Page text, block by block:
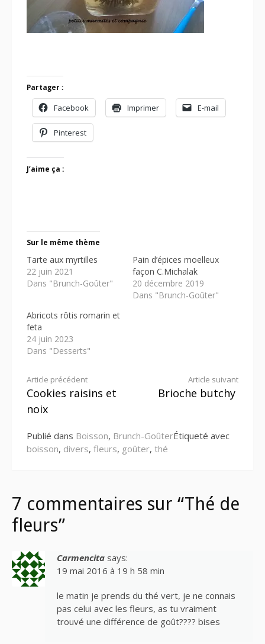
Partager :
Facebook Imprimer E-mail
Pinterest
J’aime ça :
Sur le même thème
Tarte aux myrtilles
22 juin 2021
Dans "Brunch-Goûter"
Pain d’épices moelleux
façon C.Michalak
20 décembre 2019
Dans "Brunch-Goûter"
Abricots rôtis romarin et
feta
24 juin 2023
Dans "Desserts"
Lire
la
Article précédent
Cookies raisins et
noix
Article suivant
Brioche butchy
Publié dans Boisson, Brunch-GoûterÉtiqueté avec
boisson, divers, fleurs, goûter, thé
7 commentaires sur “Thé de
fleurs”
Carmencita says:
19 mai 2016 à 19 h 58 min
le matin je prends du thé vert, je ne connais
pas celui avec les fleurs, as tu vraiment
trouvé une différence de goût???? bises